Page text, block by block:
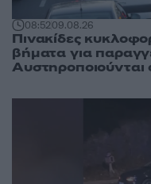
08:5209.08.26
Πινακίδες
βήματα για
Αυστηροποιούνται